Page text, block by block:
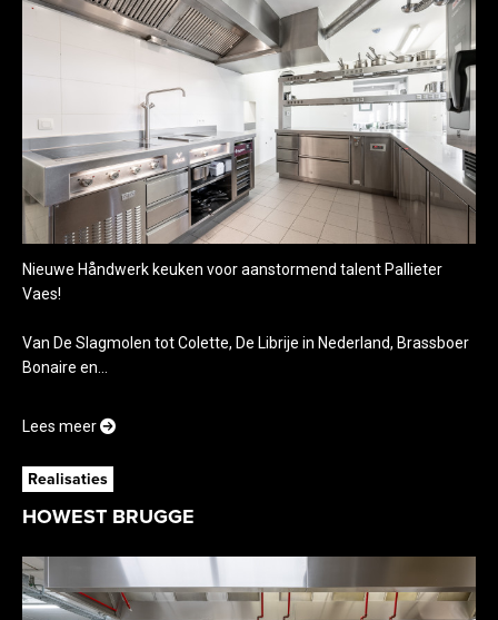
Nieuwe Håndwerk keuken voor aanstormend talent Pallieter
Vaes!
Van De Slagmolen tot Colette, De Librije in Nederland, Brassboer
Bonaire en...
Lees meer
Realisaties
HOWEST BRUGGE